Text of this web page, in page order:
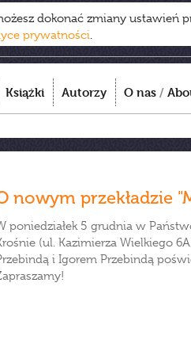
dokonać zmiany ustawień
prywatności.
Książki Autorzy O nas /
nowym przekładzie
poniedziałek 5 grudnia w
(ul. Kazimierza Wielkiego
i Igorem Przebindą